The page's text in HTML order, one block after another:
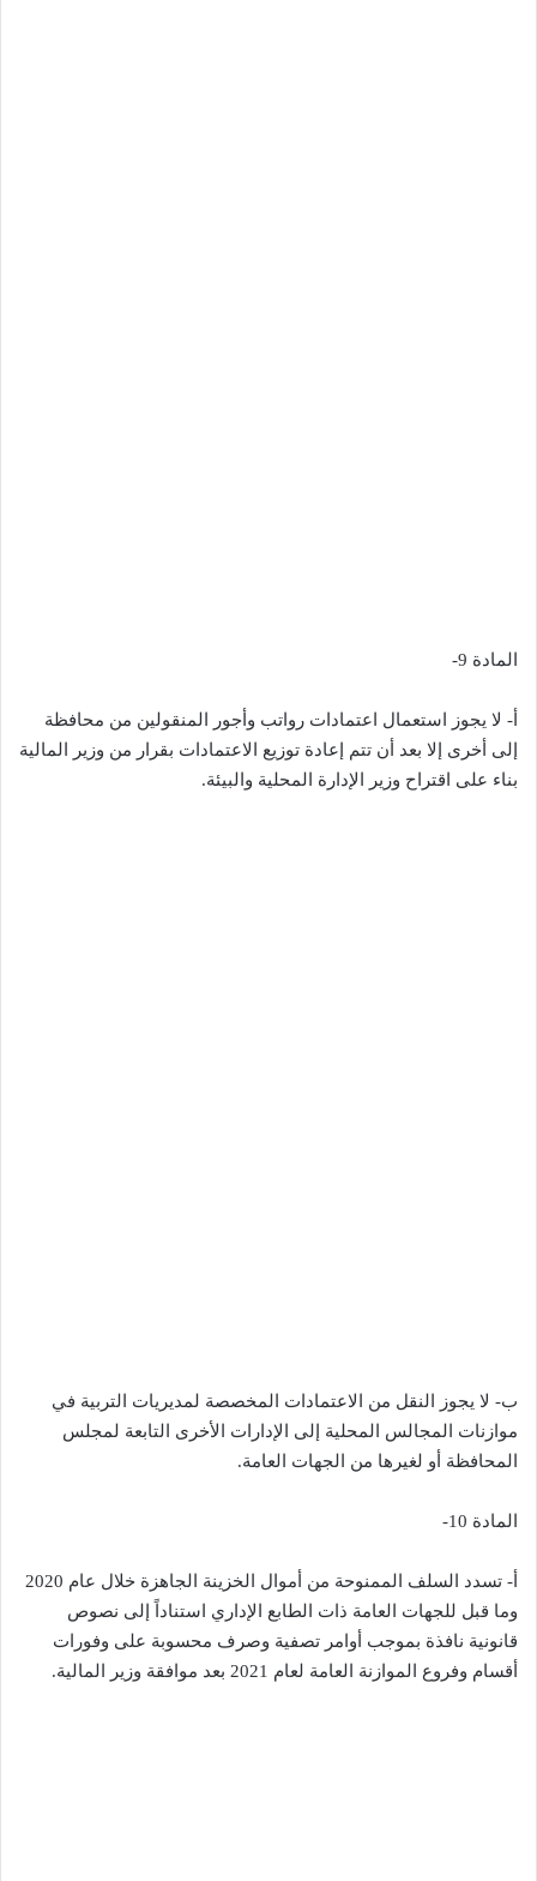
المادة 9-
أ- لا يجوز استعمال اعتمادات رواتب وأجور المنقولين من محافظة
إلى أخرى إلا بعد أن تتم إعادة توزيع الاعتمادات بقرار من وزير المالية
بناء على اقتراح وزير الإدارة المحلية والبيئة.
ب- لا يجوز النقل من الاعتمادات المخصصة لمديريات التربية في
موازنات المجالس المحلية إلى الإدارات الأخرى التابعة لمجلس
المحافظة أو لغيرها من الجهات العامة.
المادة 10-
أ- تسدد السلف الممنوحة من أموال الخزينة الجاهزة خلال عام 2020
وما قبل للجهات العامة ذات الطابع الإداري استناداً إلى نصوص
قانونية نافذة بموجب أوامر تصفية وصرف محسوبة على وفورات
أقسام وفروع الموازنة العامة لعام 2021 بعد موافقة وزير المالية.